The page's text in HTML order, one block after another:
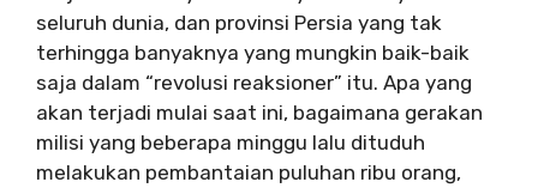
seluruh dunia, dan provinsi Persia yang tak
terhingga banyaknya yang mungkin baik-baik
saja dalam “revolusi reaksioner” itu. Apa yang
akan terjadi mulai saat ini, bagaimana gerakan
milisi yang beberapa minggu lalu dituduh
melakukan pembantaian puluhan ribu orang,